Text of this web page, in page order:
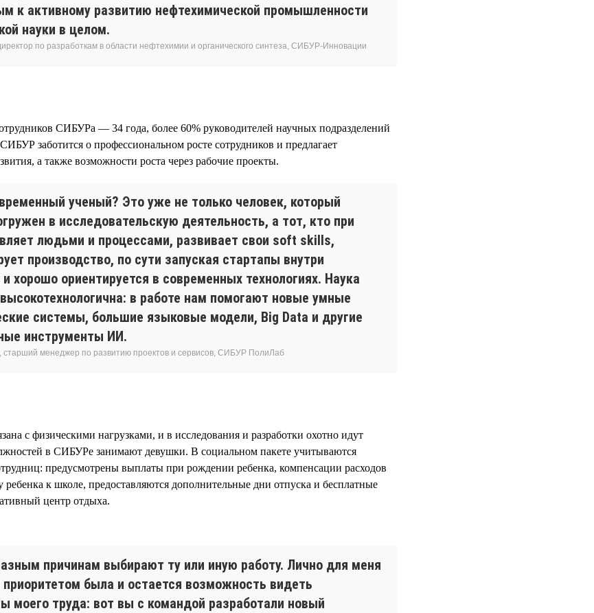
к активному развитию нефтехимической промышленности
науки в целом.
по разработкам в области нефтехимии и органического синтеза, СИБУР-Инновации
СИБУРа — 34 года, более 60% руководителей научных подразделений
заботится о профессиональном росте сотрудников и предлагает
а также возможности роста через рабочие проекты.
ученый? Это уже не только человек, который
в исследовательскую деятельность, а тот, кто при
людьми и процессами, развивает свои soft skills,
производство, по сути запуская стартапы внутри
хорошо ориентируется в современных технологиях. Наука
в работе нам помогают новые умные
системы, большие языковые модели, Big Data и другие
инструменты ИИ.
старший менеджер по развитию проектов и сервисов, СИБУР ПолиЛаб
с физическими нагрузками, и в исследования и разработки охотно идут
в СИБУРе занимают девушки. В социальном пакете учитываются
предусмотрены выплаты при рождении ребенка, компенсации расходов
ребенка к школе, предоставляются дополнительные дни отпуска и бесплатные
центр отдыха.
причинам выбирают ту или иную работу. Лично для меня
была и остается возможность видеть
моего труда: вот вы с командой разработали новый